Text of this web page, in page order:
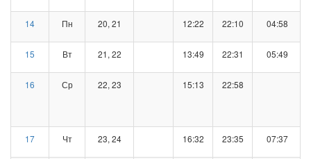
14 Пн 20, 21 12:22 22:10 04:58
15 Вт 21, 22 13:49 22:31 05:49
16 Ср 22, 23 15:13 22:58
17 Чт 23, 24 16:32 23:35 07:37